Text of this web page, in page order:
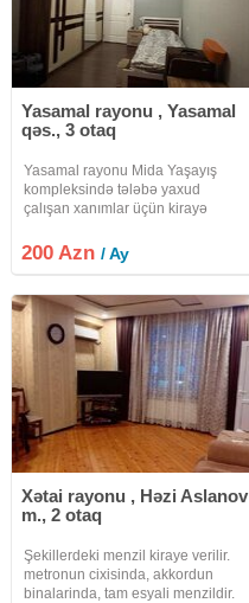
Yasamal rayonu , Yasamal
qəs., 3 otaq
Yasamal rayonu Mida Yaşayış
kompleksində tələbə yaxud
çalışan xanımlar üçün kirayə
sakitliyə riayət etməkdi.Bu
mütləqdi.Ödənişə kommullar-wifi,
daxildir.Binanın
200 Azn/ Ay
Xətai rayonu , Həzi Aslanov
m., 2 otaq
Şekillerdeki menzil kiraye verilir.
metronun cixisinda, akkordun
binalarinda, tam esyali menzildir.